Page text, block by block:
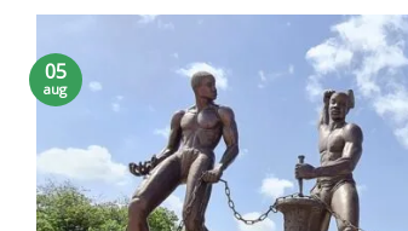
05
aug